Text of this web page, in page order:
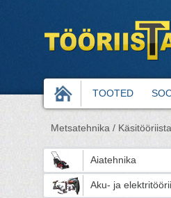
TOOTED
Metsatehnika /
Aiatehnika
Aku- ja